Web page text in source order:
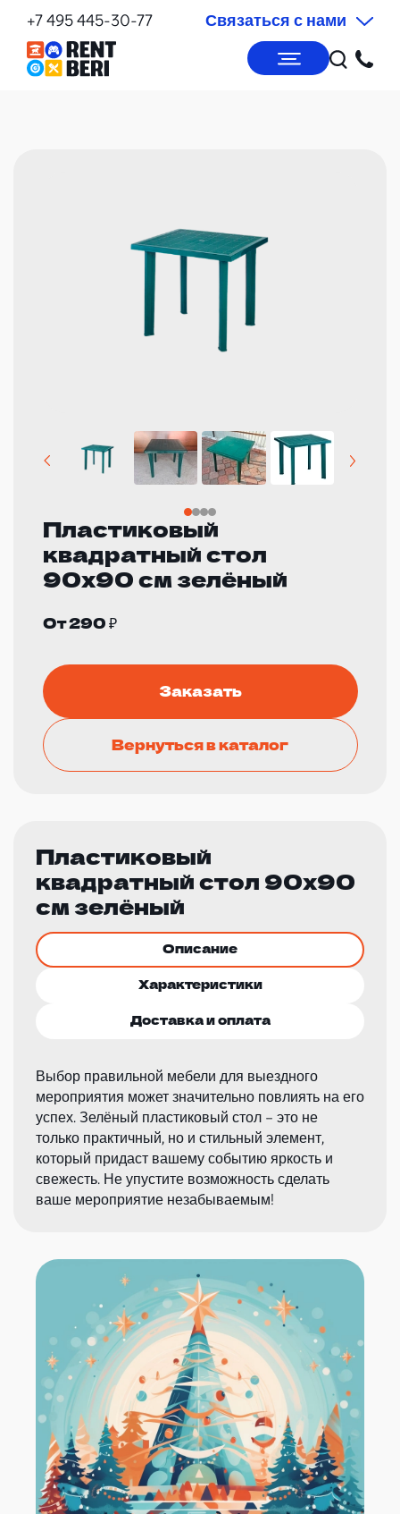
+7 495 445-30-77 Связаться с нами
Пластиковый
квадратный стол
90x90 см зелёный
От 290 ₽
Заказать
Вернуться в каталог
Пластиковый
квадратный стол 90x90
см зелёный
Описание
Характеристики
Доставка и оплата
Выбор правильной мебели для выездного
мероприятия может значительно повлиять на его
успех. Зелёный пластиковый стол – это не
только практичный, но и стильный элемент,
который придаст вашему событию яркость и
свежесть. Не упустите возможность сделать
ваше мероприятие незабываемым!